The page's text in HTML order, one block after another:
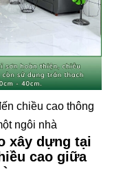
chiều cao thông
ngôi nhà
xây dựng tại
cao giữa